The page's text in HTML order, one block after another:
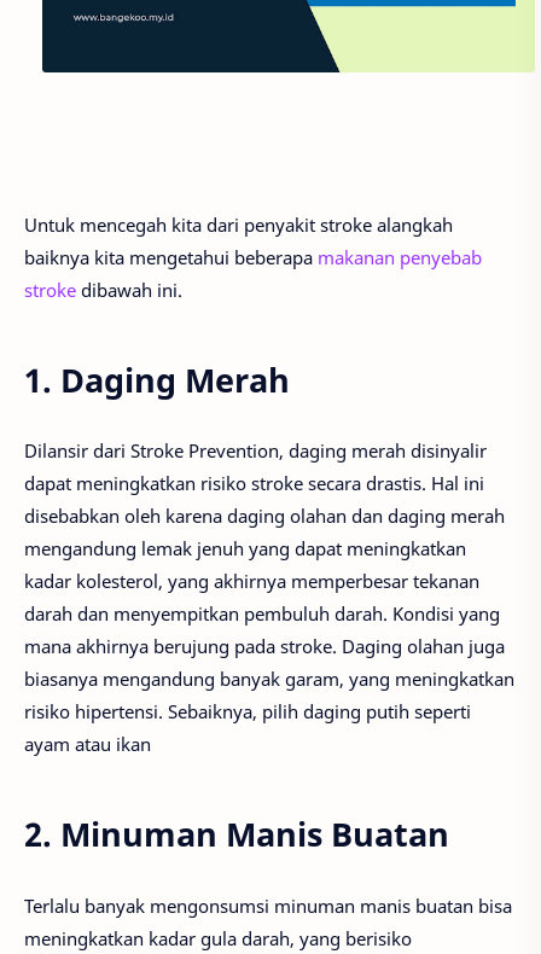
Untuk mencegah kita dari penyakit stroke alangkah
baiknya kita mengetahui beberapa makanan penyebab
stroke dibawah ini.
1. Daging Merah
Dilansir dari Stroke Prevention, daging merah disinyalir
dapat meningkatkan risiko stroke secara drastis. Hal ini
disebabkan oleh karena daging olahan dan daging merah
mengandung lemak jenuh yang dapat meningkatkan
kadar kolesterol, yang akhirnya memperbesar tekanan
darah dan menyempitkan pembuluh darah. Kondisi yang
mana akhirnya berujung pada stroke. Daging olahan juga
biasanya mengandung banyak garam, yang meningkatkan
risiko hipertensi. Sebaiknya, pilih daging putih seperti
ayam atau ikan
2. Minuman Manis Buatan
Terlalu banyak mengonsumsi minuman manis buatan bisa
meningkatkan kadar gula darah, yang berisiko